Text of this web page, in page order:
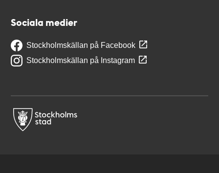
Sociala medier
Stockholmskällan på Facebook
Stockholmskällan på Instagram